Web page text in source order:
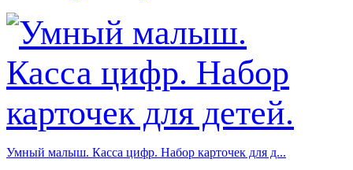
Умный малыш. Касса цифр. Набор карточек для д...